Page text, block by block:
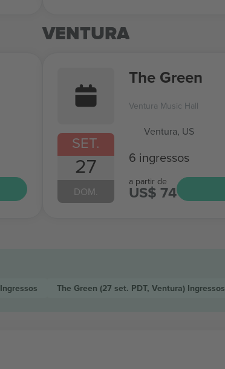
VENTURA
SET.
27
DOM.
The Green
Ventura Music Hall
Ventura, US
6 ingressos
a partir de
US$ 74
Ingressos The Green (27 set. PDT, Ventura) Ingressos